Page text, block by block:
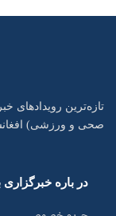
تازه‌ترین رویدادهای
صحی و ورزشی)
در باره